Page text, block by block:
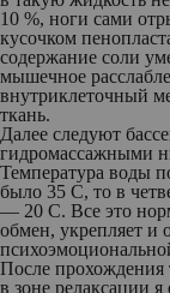
10 %, ноги сами
кусочком
содержание соли
мышечное
внутриклеточный
ткань.
Далее следуют
гидромассажными
Температура воды
было 35 С, то в
— 20 С. Все это
обмен, укрепляет и
После прохождения
в зоне релаксации